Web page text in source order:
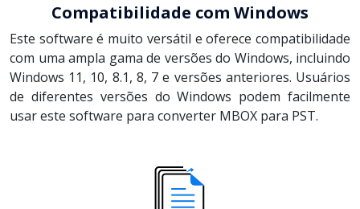
Compatibilidade com Windows
Este software é muito versátil e oferece compatibilidade
com uma ampla gama de versões do Windows, incluindo
Windows 11, 10, 8.1, 8, 7 e versões anteriores. Usuários
de diferentes versões do Windows podem facilmente
usar este software para converter MBOX para PST.